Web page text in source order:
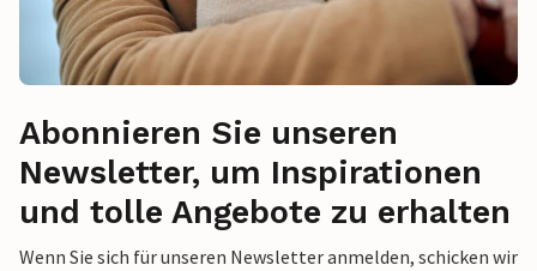
Abonnieren Sie unseren
Newsletter, um Inspirationen
und tolle Angebote zu erhalten
Wenn Sie sich für unseren Newsletter anmelden, schicken wir